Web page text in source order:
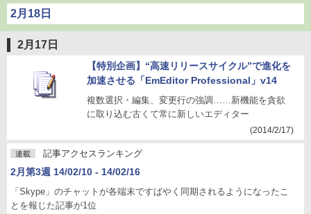
2月18日
2月17日
【特別企画】“高速リリースサイクル”で進化を
加速させる「EmEditor Professional」v14
複数選択・編集、変更行の強調……新機能を貪欲
に取り込む古くて常に新しいエディター
(2014/2/17)
連載 記事アクセスランキング
2月第3週 14/02/10 - 14/02/16
「Skype」のチャットが各端末ですばやく同期されるようになったこ
とを報じた記事が1位